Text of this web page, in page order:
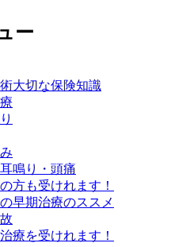
ー
大切な保険知識
鳴り・頭痛
方も受けれます！
早期治療のススメ
療を受けれます！